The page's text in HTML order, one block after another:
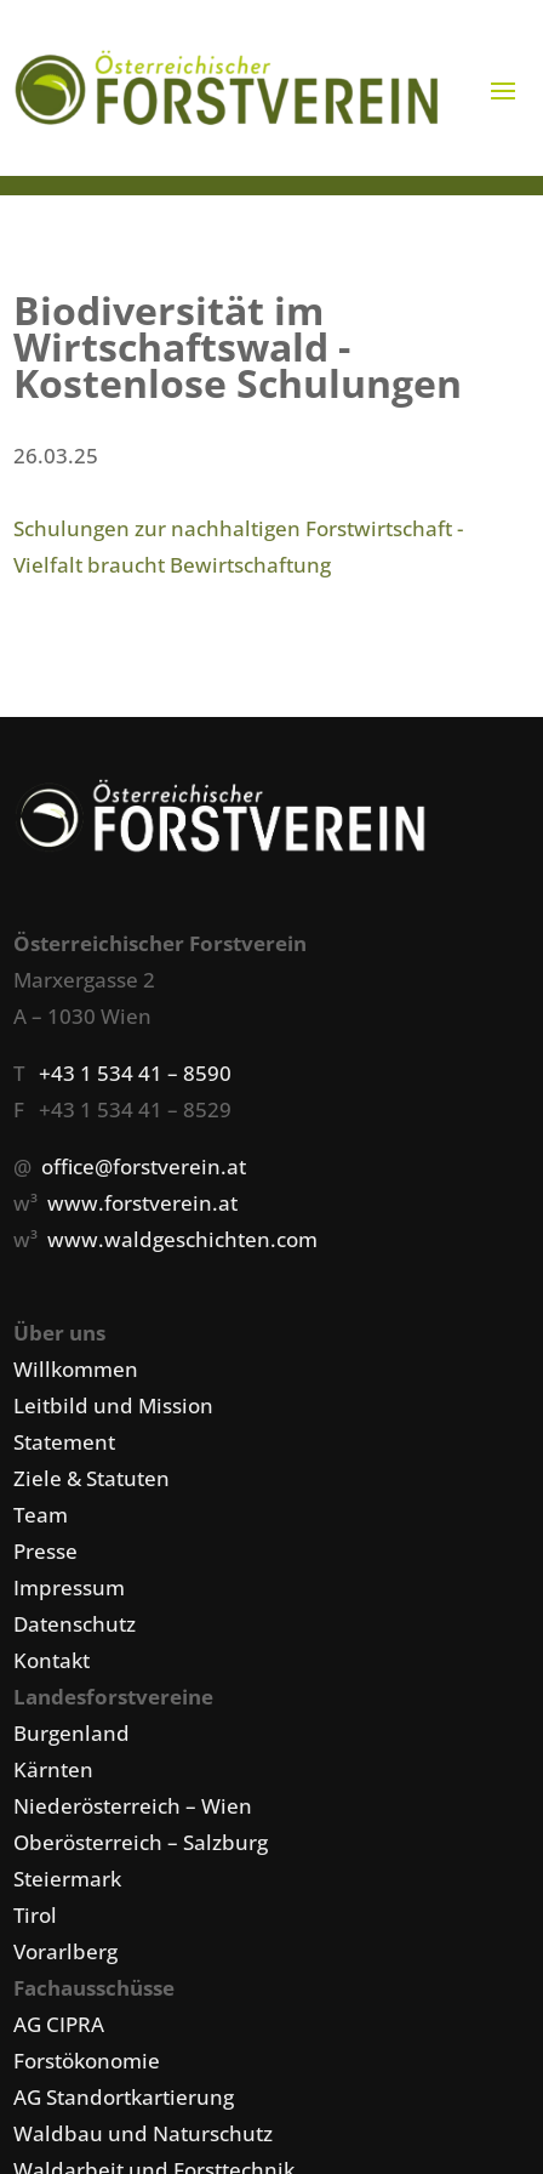
Biodiversität im
Wirtschaftswald -
Kostenlose Schulungen
26.03.25
Schulungen zur nachhaltigen Forstwirtschaft -
Vielfalt braucht Bewirtschaftung
Österreichischer Forstverein
Marxergasse 2
A – 1030 Wien
T+43 1 534 41 – 8590
F +43 1 534 41 – 8529
@ office@forstverein.at
w³www.forstverein.at
w³www.waldgeschichten.com
Über uns
Willkommen
Leitbild und Mission
Statement
Ziele & Statuten
Team
Presse
Impressum
Datenschutz
Kontakt
Landesforstvereine
Burgenland
Kärnten
Niederösterreich – Wien
Oberösterreich – Salzburg
Steiermark
Tirol
Vorarlberg
Fachausschüsse
AG CIPRA
Forstökonomie
AG Standortkartierung
Waldbau und Naturschutz